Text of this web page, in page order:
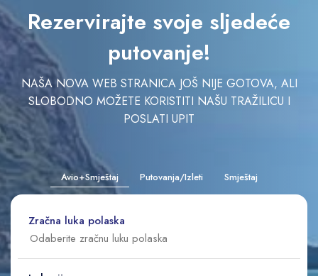
Rezervirajte svoje sljedeće
putovanje!
NAŠA NOVA WEB STRANICA JOŠ NIJE GOTOVA, ALI
SLOBODNO MOŽETE KORISTITI NAŠU TRAŽILICU I
POSLATI UPIT
Avio+Smještaj Putovanja/Izleti Smještaj
Zračna luka polaska